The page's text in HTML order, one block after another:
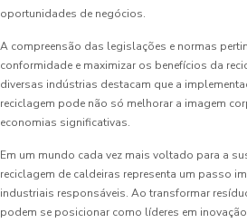
oportunidades de negócios.
A compreensão das legislações e normas
conformidade e maximizar os benefícios da
diversas indústrias destacam que a
reciclagem pode não só melhorar a imagem
economias significativas.
Em um mundo cada vez mais voltado para a
reciclagem de caldeiras representa um passo
industriais responsáveis. Ao transformar
podem se posicionar como líderes em